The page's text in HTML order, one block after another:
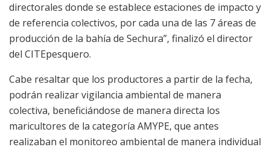
directorales donde se establece estaciones de impacto y
de referencia colectivos, por cada una de las 7 áreas de
producción de la bahía de Sechura”, finalizó el director
del CITEpesquero.
Cabe resaltar que los productores a partir de la fecha,
podrán realizar vigilancia ambiental de manera
colectiva, beneficiándose de manera directa los
maricultores de la categoría AMYPE, que antes
realizaban el monitoreo ambiental de manera individual